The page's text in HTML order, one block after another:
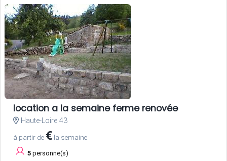
location a la semaine ferme renovée
Haute-Loire 43
à partir de € la semaine
5 personne(s)